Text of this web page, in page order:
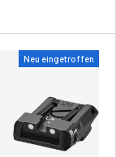
Neu eingetroffen